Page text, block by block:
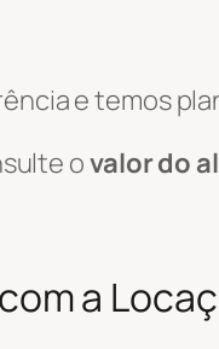
e temos
ovalor do
a